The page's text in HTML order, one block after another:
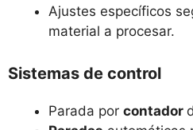
Ajustes específicos
material a procesar.
Sistemas de control
Parada por contador